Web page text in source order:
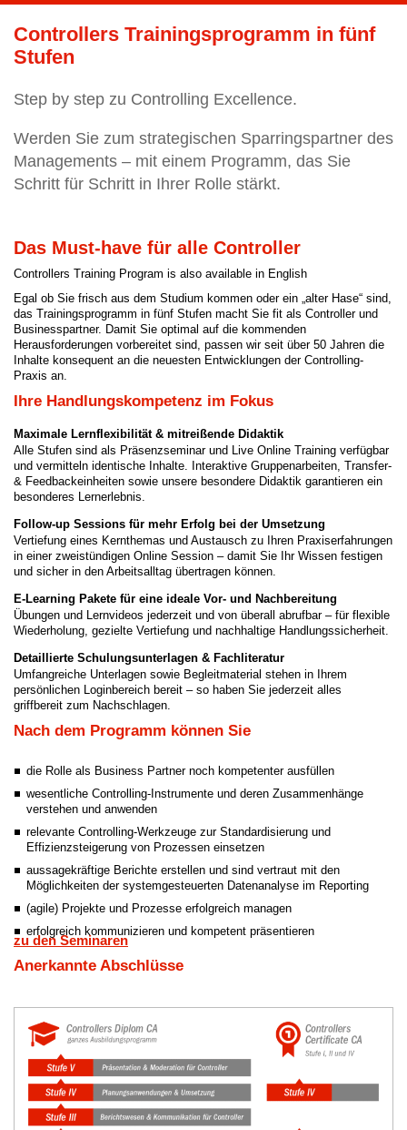
Controllers Trainingsprogramm in fünf
Stufen
Step by step zu Controlling Excellence.
Werden Sie zum strategischen Sparringspartner des
Managements – mit einem Programm, das Sie
Schritt für Schritt in Ihrer Rolle stärkt.
Das Must-have für alle Controller
Controllers Training Program is also available in English
Egal ob Sie frisch aus dem Studium kommen oder ein „alter Hase“ sind,
das Trainingsprogramm in fünf Stufen macht Sie fit als Controller und
Businesspartner. Damit Sie optimal auf die kommenden
Herausforderungen vorbereitet sind, passen wir seit über 50 Jahren die
Inhalte konsequent an die neuesten Entwicklungen der Controlling-
Praxis an.
Ihre Handlungskompetenz im Fokus
Maximale Lernflexibilität & mitreißende Didaktik
Alle Stufen sind als Präsenzseminar und Live Online Training verfügbar
und vermitteln identische Inhalte. Interaktive Gruppenarbeiten, Transfer-
& Feedbackeinheiten sowie unsere besondere Didaktik garantieren ein
besonderes Lernerlebnis.
Follow-up Sessions für mehr Erfolg bei der Umsetzung
Vertiefung eines Kernthemas und Austausch zu Ihren Praxiserfahrungen
in einer zweistündigen Online Session – damit Sie Ihr Wissen festigen
und sicher in den Arbeitsalltag übertragen können.
E-Learning Pakete für eine ideale Vor- und Nachbereitung
Übungen und Lernvideos jederzeit und von überall abrufbar – für flexible
Wiederholung, gezielte Vertiefung und nachhaltige Handlungssicherheit.
Detaillierte Schulungsunterlagen & Fachliteratur
Umfangreiche Unterlagen sowie Begleitmaterial stehen in Ihrem
persönlichen Loginbereich bereit – so haben Sie jederzeit alles
griffbereit zum Nachschlagen.
Nach dem Programm können Sie
die Rolle als Business Partner noch kompetenter ausfüllen
wesentliche Controlling-Instrumente und deren Zusammenhänge
verstehen und anwenden
relevante Controlling-Werkzeuge zur Standardisierung und
Effizienzsteigerung von Prozessen einsetzen
aussagekräftige Berichte erstellen und sind vertraut mit den
Möglichkeiten der systemgesteuerten Datenanalyse im Reporting
(agile) Projekte und Prozesse erfolgreich managen
erfolgreich kommunizieren und kompetent präsentieren
zu den Seminaren
Anerkannte Abschlüsse